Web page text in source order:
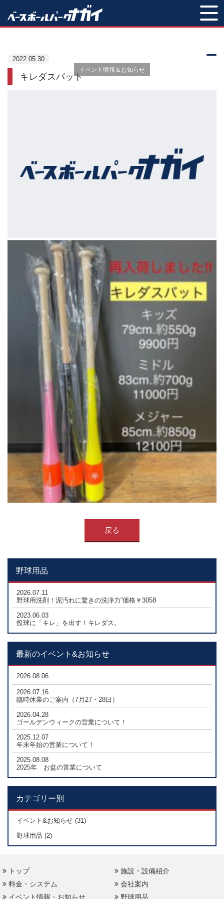
イベント情報＆お知らせ
2022.05.30
キレダスバット
戻る
野球用品
2026.07.11
野球用洗剤！泥汚れに驚きの洗浄力”価格￥3058
2023.06.03
投球に「キレ」を出す！キレダス。
最新のイベント&お知らせ
2026.08.06
2026.07.16
臨時休業のご案内（7月27・28日）
2026.04.28
ゴールデンウィークの営業について！
2025.12.07
年末年始の営業について！
2025.08.08
2025年 お盆の営業について
カテゴリー別
イベント&お知らせ (31)
野球用品 (2)
トップ
施設・設備紹介
料金・システム
会社案内
イベント情報・お知らせ
野球用品